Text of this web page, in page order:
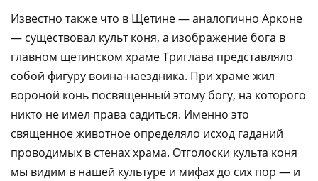
Известно также что в Щетине — аналогично Арконе
— существовал культ коня, а изображение бога в
главном щетинском храме Триглава представляло
собой фигуру воина-наездника. При храме жил
вороной конь посвященный этому богу, на которого
никто не имел права садиться. Именно это
священное животное определяло исход гаданий
проводимых в стенах храма. Отголоски культа коня
мы видим в нашей культуре и мифах до сих пор — и